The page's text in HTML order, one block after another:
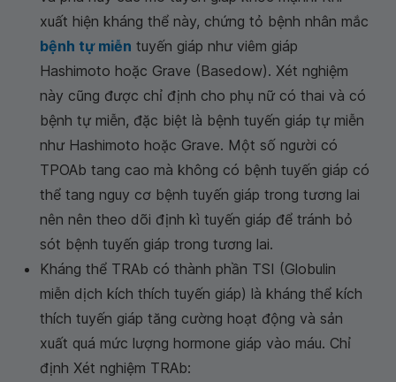
xuất hiện kháng thể này, chứng tỏ bệnh nhân mắc
bệnh tự miễn tuyến giáp như viêm giáp
Hashimoto hoặc Grave (Basedow). Xét nghiệm
này cũng được chỉ định cho phụ nữ có thai và có
bệnh tự miễn, đặc biệt là bệnh tuyến giáp tự miễn
như Hashimoto hoặc Grave. Một số người có
TPOAb tang cao mà không có bệnh tuyến giáp có
thể tang nguy cơ bệnh tuyến giáp trong tương lai
nên nên theo dõi định kì tuyến giáp để tránh bỏ
sót bệnh tuyến giáp trong tương lai.
Kháng thể TRAb có thành phần TSI (Globulin
miễn dịch kích thích tuyến giáp) là kháng thể kích
thích tuyến giáp tăng cường hoạt động và sản
xuất quá mức lượng hormone giáp vào máu. Chỉ
định Xét nghiệm TRAb: